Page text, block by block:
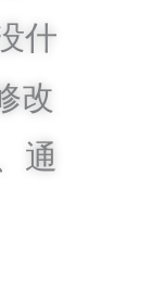
什
改
通